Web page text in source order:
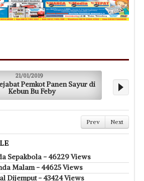
21/01/2019
Pemkot Panen Sayur di
Kebun Bu Feby
Prev Next
Sepakbola - 46229 Views
Malam - 44625 Views
Dijemput - 43424 Views